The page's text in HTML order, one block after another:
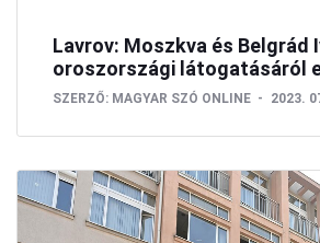
Lavrov: Moszkva és Belgrád
oroszországi látogatásáról
SZERZŐ: MAGYAR SZÓ ONLINE 2023.